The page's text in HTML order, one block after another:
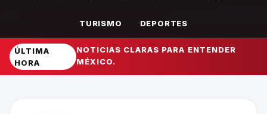
TURISMO DEPORTES
ÚLTIMA
HORA
NOTICIAS CLARAS PARA ENTENDER
MÉXICO.